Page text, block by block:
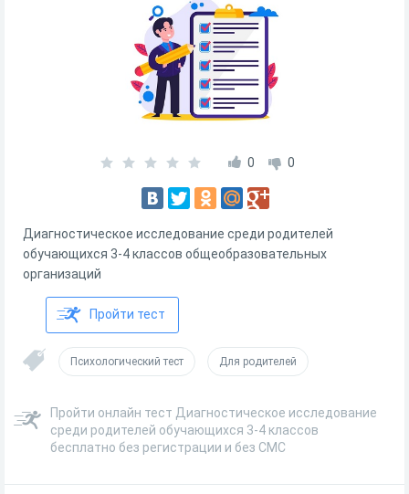
0 0
Диагностическое исследование среди родителей
обучающихся 3-4 классов общеобразовательных
организаций
Пройти тест
Психологический тест Для родителей
Пройти онлайн тест Диагностическое исследование
среди родителей обучающихся 3-4 классов
бесплатно без регистрации и без СМС